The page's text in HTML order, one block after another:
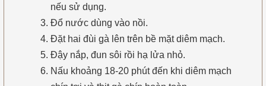
nếu sử dụng.
Đổ nước dùng vào nồi.
Đặt hai đùi gà lên trên bề mặt diêm mạch.
Đậy nắp, đun sôi rồi hạ lửa nhỏ.
Nấu khoảng 18-20 phút đến khi diêm mạch